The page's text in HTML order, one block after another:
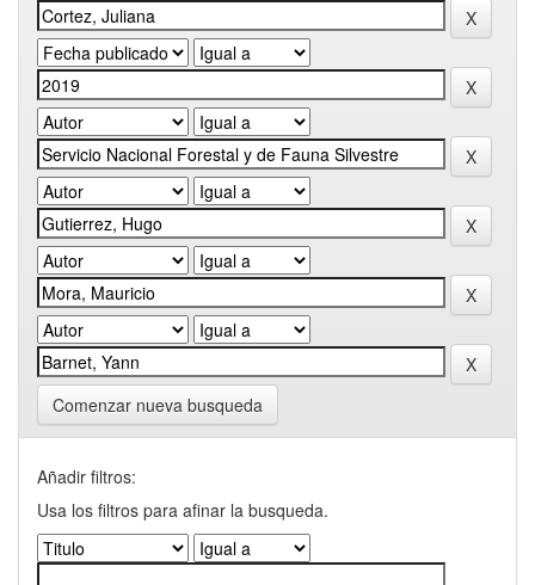
Comenzar nueva busqueda
Añadir filtros:
Usa los filtros para afinar la busqueda.